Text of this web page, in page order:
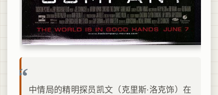
中情局的精明探员凯文（克里斯·洛克饰）在